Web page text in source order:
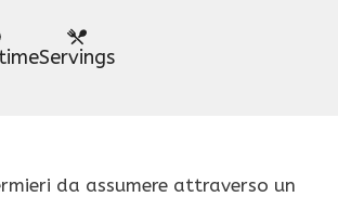
Servings
da assumere attraverso un